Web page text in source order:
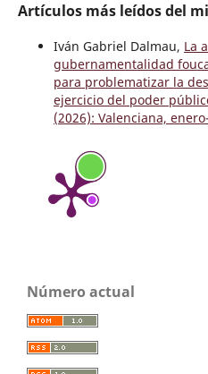
Artículos más leídos del
Iván Gabriel Dalmau, La
gubernamentalidad
para problematizar la
ejercicio del poder
(2026): Valenciana,
Número actual